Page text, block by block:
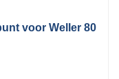
voor Weller 80